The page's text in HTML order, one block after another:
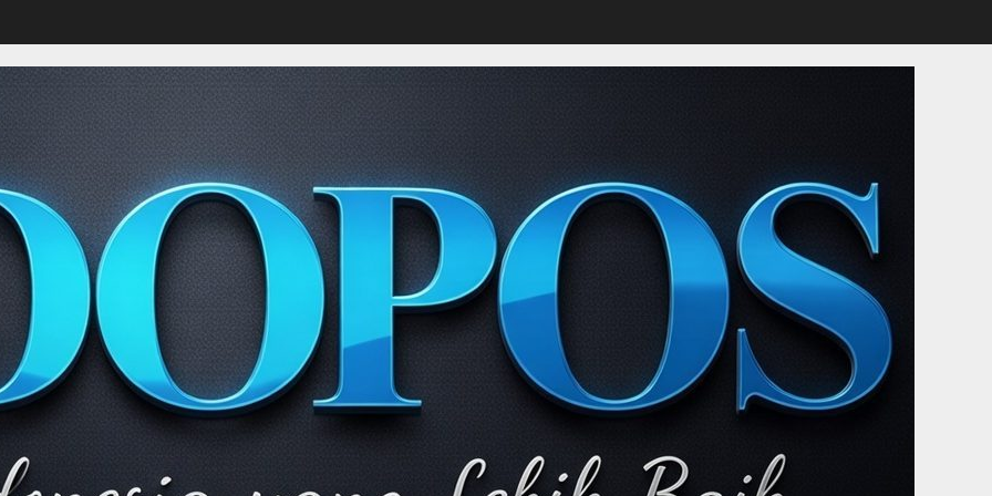
Bang Okis Tanah Abang
Ingatkan Jangan Ada
Serangan Pribadi
6 Agustus 2026
Empat Ahli Waris Korban
Kecelakaan di Jalur
Alternatif Banjarbaru–
Batulicin Terima Santunan
6 Agustus 2026
Pimpinan Jakarta Law
Sandhya Tawarkan Konsep
Baru dalam Hukum